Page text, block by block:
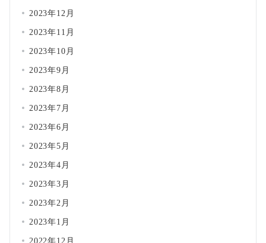
2023年12月
2023年11月
2023年10月
2023年9月
2023年8月
2023年7月
2023年6月
2023年5月
2023年4月
2023年3月
2023年2月
2023年1月
2022年12月